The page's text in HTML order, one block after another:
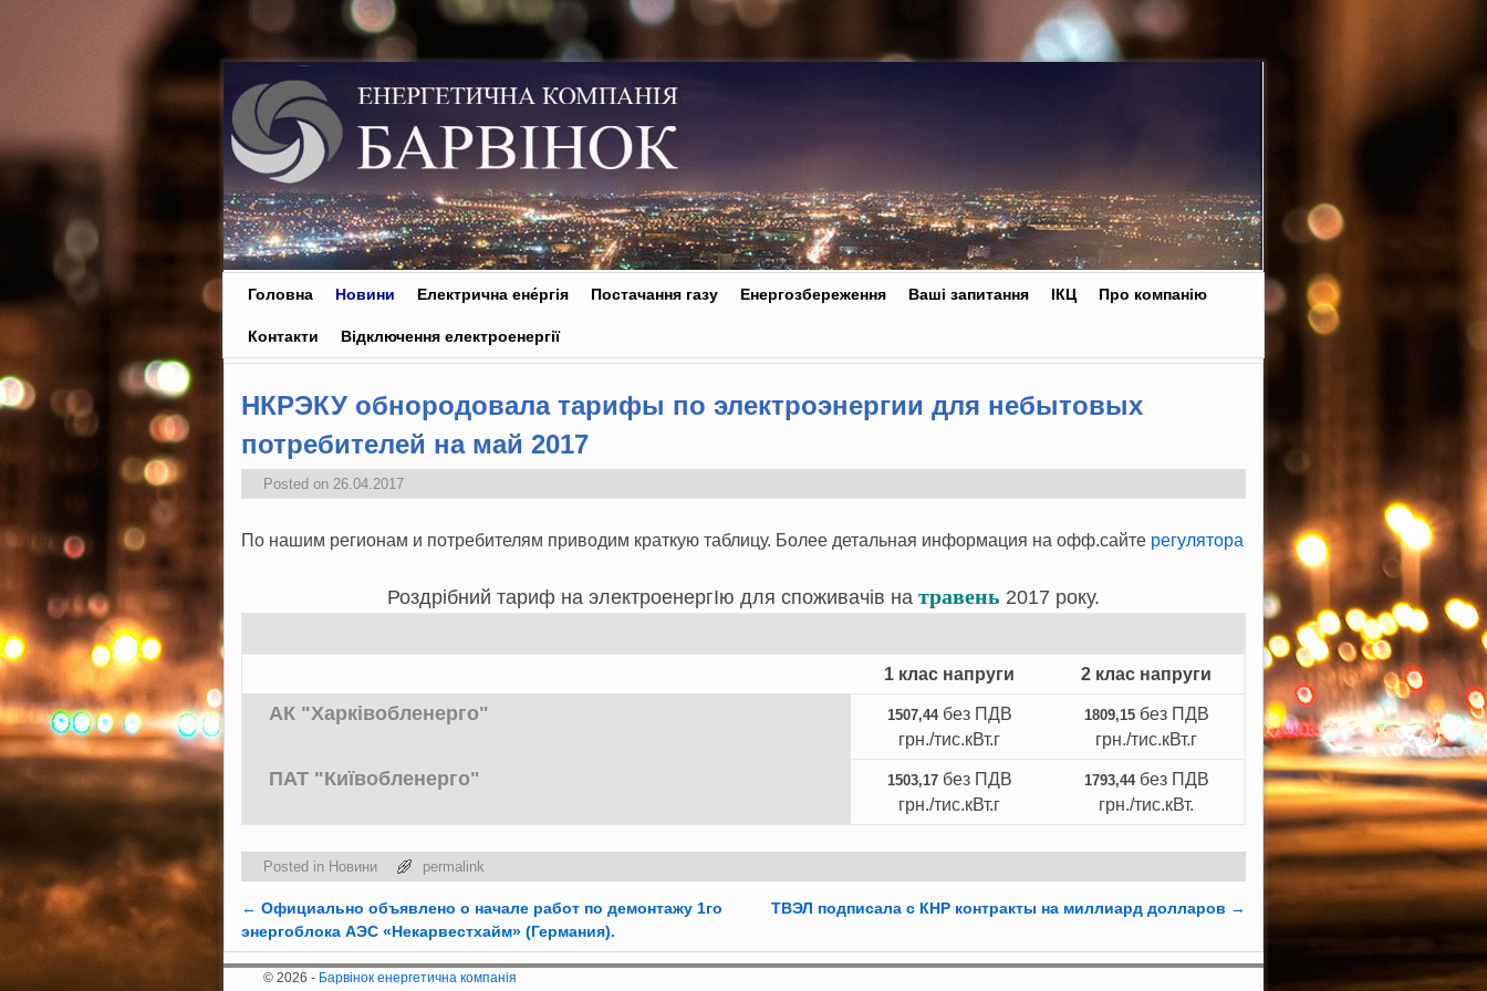
Головна Новини Електрична ене́ргія Постачання газу Енергозбереження Ваші запитання ІКЦ Про компанію
Контакти Відключення електроенергії
НКРЭКУ обнородовала тарифы по электроэнергии для небытовых
потребителей на май 2017
Posted on 26.04.2017
По нашим регионам и потребителям приводим краткую таблицу. Более детальная информация на офф.сайте регулятора
Роздрiбний тариф на электроенергIю для споживачiв на травень 2017 року.
1 клас напруги 2 клас напруги
АК "Харківобленерго" 1507,44 без ПДВ
грн./тис.кВт.г
1809,15без ПДВ
грн./тис.кВт.г
ПАТ "Київобленерго" 1503,17 без ПДВ
грн./тис.кВт.г
1793,44без ПДВ
грн./тис.кВт.
Posted in Новини permalink
Post navigation
← Официально объявлено о начале работ по демонтажу 1го
энергоблока АЭС «Некарвестхайм» (Германия).
ТВЭЛ подписала с КНР контракты на миллиард долларов →
© 2026 - Барвінок енергетична компанія